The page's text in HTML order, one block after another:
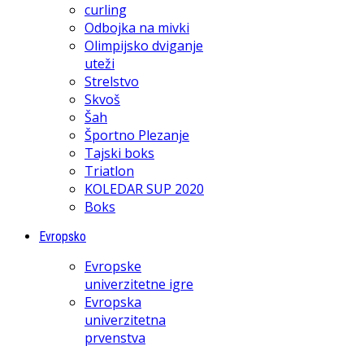
curling
Odbojka na mivki
Olimpijsko dviganje
uteži
Strelstvo
Skvoš
Šah
Športno Plezanje
Tajski boks
Triatlon
KOLEDAR SUP 2020
Boks
Evropsko
Evropske
univerzitetne igre
Evropska
univerzitetna
prvenstva